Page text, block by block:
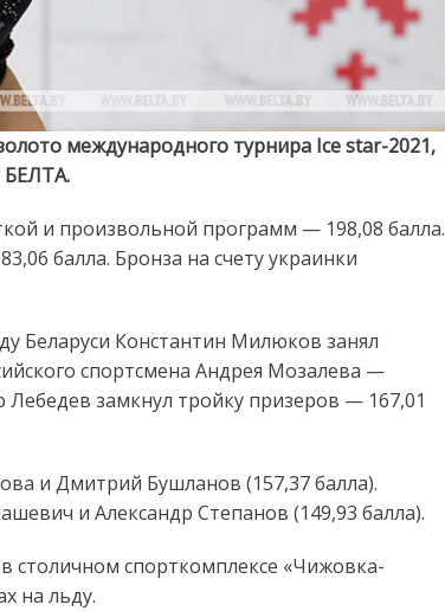
международного турнира Ice star-2021,
БЕЛТА.
и произвольной программ — 198,08 балла.
балла. Бронза на счету украинки
Беларуси Константин Милюков занял
спортсмена Андрея Мозалева —
Лебедев замкнул тройку призеров — 167,01
и Дмитрий Бушланов (157,37 балла).
и Александр Степанов (149,93 балла).
столичном спорткомплексе «Чижовка-
на льду.